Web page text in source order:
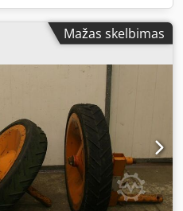
Mažas skelbimas